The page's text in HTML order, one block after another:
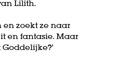
Lilith.
zoekt ze naar
en fantasie. Maar